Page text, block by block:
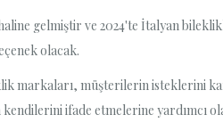
gelmiştir ve 2024'te İtalyan
olacak.
müşterilerin isteklerini
ifade etmelerine yardımcı